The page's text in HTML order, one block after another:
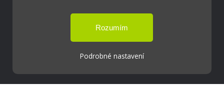
Podrobné nastavení
Základní škola a Mateřská škola Ostrožská
Lhota
Tvorba webových stránek weboa.cz